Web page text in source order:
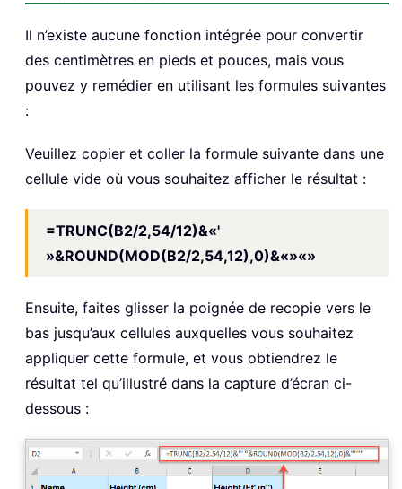
Il n’existe aucune fonction intégrée pour convertir
des centimètres en pieds et pouces, mais vous
pouvez y remédier en utilisant les formules suivantes
:
Veuillez copier et coller la formule suivante dans une
cellule vide où vous souhaitez afficher le résultat :
=TRUNC(B2/2,54/12)&«'
»&ROUND(MOD(B2/2,54,12),0)&«»«»
Ensuite, faites glisser la poignée de recopie vers le
bas jusqu’aux cellules auxquelles vous souhaitez
appliquer cette formule, et vous obtiendrez le
résultat tel qu’illustré dans la capture d’écran ci-
dessous :